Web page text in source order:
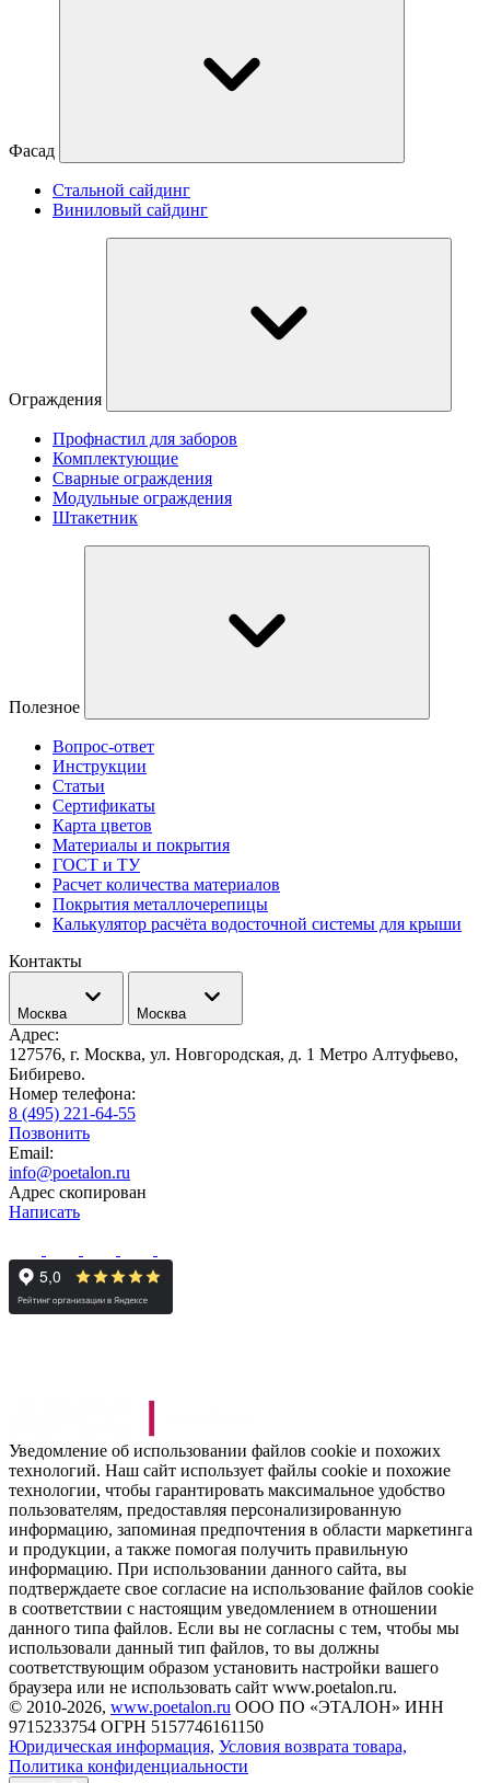
Фасад
Стальной сайдинг
Виниловый сайдинг
Ограждения
Профнастил для заборов
Комплектующие
Сварные ограждения
Модульные ограждения
Штакетник
Полезное
Вопрос-ответ
Инструкции
Статьи
Сертификаты
Карта цветов
Материалы и покрытия
ГОСТ и ТУ
Расчет количества материалов
Покрытия металлочерепицы
Калькулятор расчёта водосточной системы для крыши
Контакты
Москва Москва
Адрес:
127576, г. Москва, ул. Новгородская, д. 1 Метро Алтуфьево,
Бибирево.
Номер телефона:
8 (495) 221-64-55
Позвонить
Email:
info@poetalon.ru
Адрес скопирован
Написать
Уведомление об использовании файлов cookie и похожих
технологий. Наш сайт использует файлы cookie и похожие
технологии, чтобы гарантировать максимальное удобство
пользователям, предоставляя персонализированную
информацию, запоминая предпочтения в области маркетинга
и продукции, а также помогая получить правильную
информацию. При использовании данного сайта, вы
подтверждаете свое согласие на использование файлов cookie
в соответствии с настоящим уведомлением в отношении
данного типа файлов. Если вы не согласны с тем, чтобы мы
использовали данный тип файлов, то вы должны
соответствующим образом установить настройки вашего
браузера или не использовать сайт www.poetalon.ru.
© 2010-2026, www.poetalon.ru ООО ПО «ЭТАЛОН» ИНН
9715233754 ОГРН 5157746161150
Юридическая информация, Условия возврата товара,
Политика конфиденциальности